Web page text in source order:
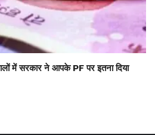
में सरकार ने आपके PF पर इतना दिया